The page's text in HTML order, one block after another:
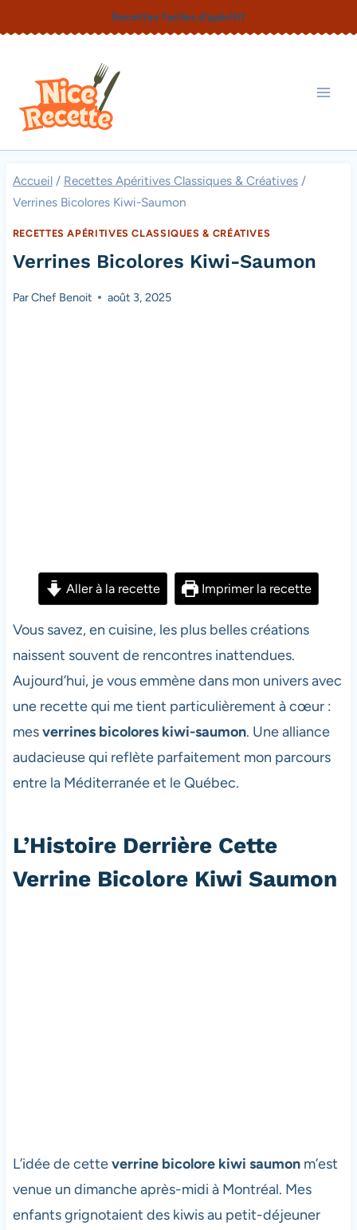
au
Recettes faciles d'apéritif
Accueil / Recettes Apéritives Classiques & Créatives /
Verrines Bicolores Kiwi-Saumon
RECETTES APÉRITIVES CLASSIQUES & CRÉATIVES
Verrines Bicolores Kiwi-Saumon
ParChef Benoit août 3, 2025
Aller à la recette Imprimer la recette
Vous savez, en cuisine, les plus belles créations
naissent souvent de rencontres inattendues.
Aujourd’hui, je vous emmène dans mon univers avec
une recette qui me tient particulièrement à cœur :
mesverrines bicolores kiwi-saumon. Une alliance
audacieuse qui reflète parfaitement mon parcours
entre la Méditerranée et le Québec.
L’Histoire Derrière Cette
Verrine Bicolore Kiwi Saumon
L’idée de cetteverrine bicolore kiwi saumonm’est
venue un dimanche après-midi à Montréal. Mes
enfants grignotaient des kiwis au petit-déjeuner